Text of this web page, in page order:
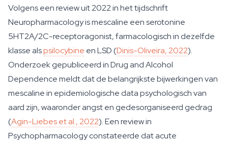
Volgens een review uit 2022 in het tijdschrift
Neuropharmacology is mescaline een serotonine
5HT2A/2C-receptoragonist, farmacologisch in dezelfde
klasse alspsilocybine en LSD (Dinis-Oliveira, 2022).
Onderzoek gepubliceerd in Drug and Alcohol
Dependence meldt dat de belangrijkste bijwerkingen van
mescaline in epidemiologische data psychologisch van
aard zijn, waaronder angst en gedesorganiseerd gedrag
(Agin-Liebes et al., 2022). Een review in
Psychopharmacology constateerde dat acute